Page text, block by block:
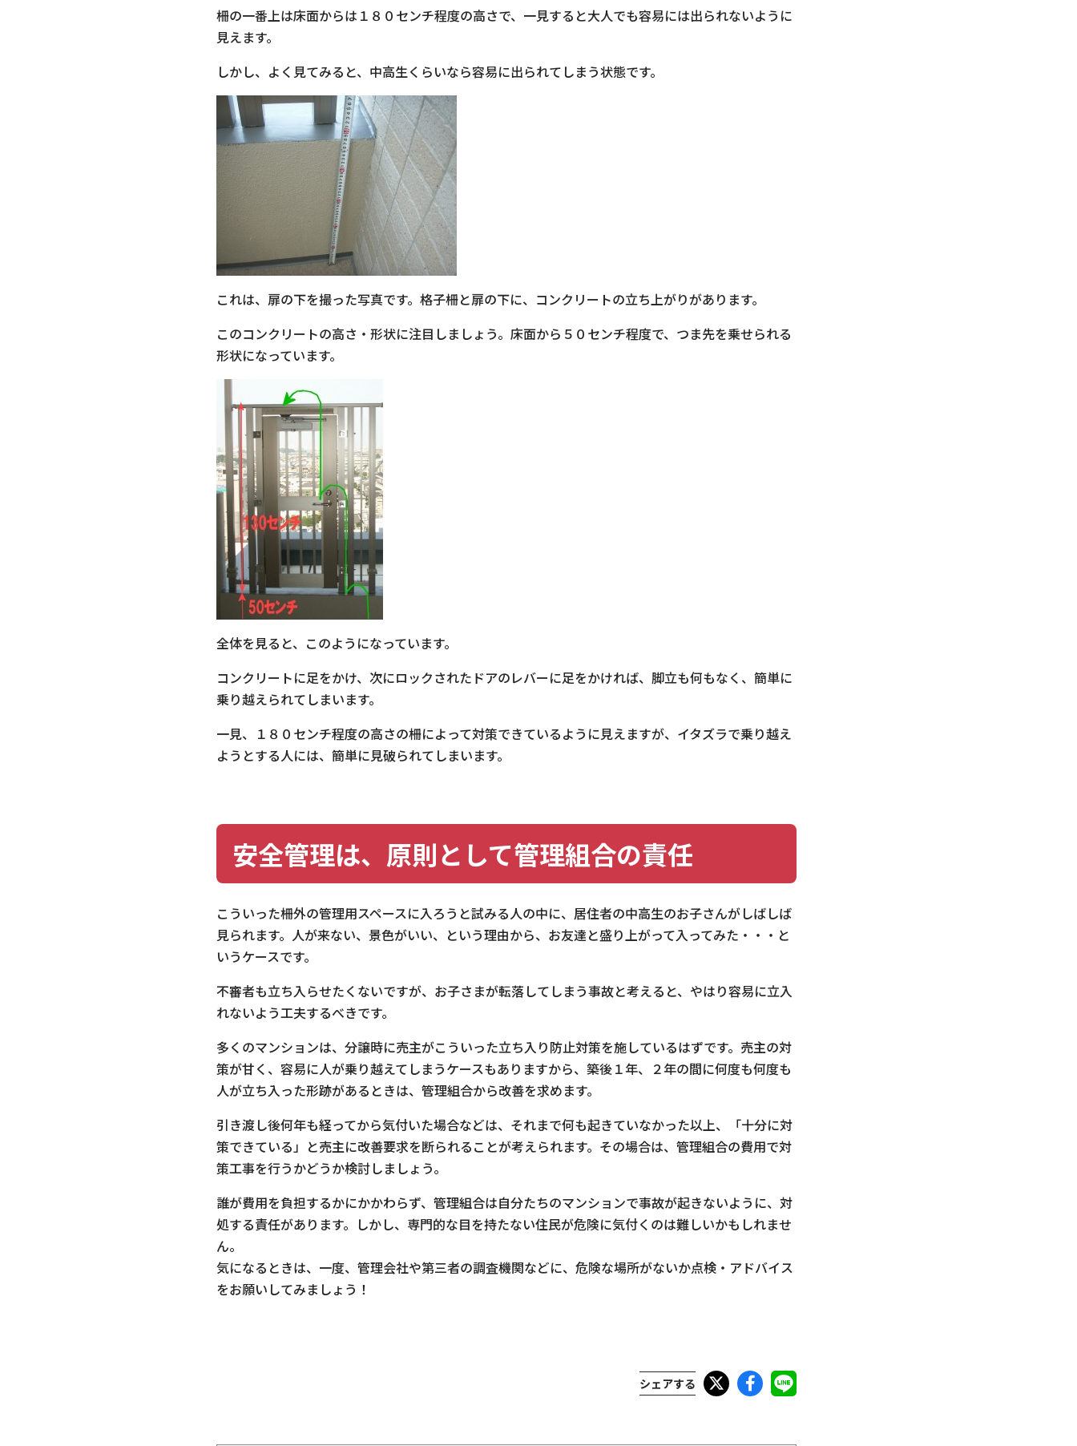
柵の一番上は床面からは１８０センチ程度の高さで、一見すると大人でも容易には出られないように
見えます。
しかし、よく見てみると、中高生くらいなら容易に出られてしまう状態です。
これは、扉の下を撮った写真です。格子柵と扉の下に、コンクリートの立ち上がりがあります。
このコンクリートの高さ・形状に注目しましょう。床面から５０センチ程度で、つま先を乗せられる
形状になっています。
全体を見ると、このようになっています。
コンクリートに足をかけ、次にロックされたドアのレバーに足をかければ、脚立も何もなく、簡単に
乗り越えられてしまいます。
一見、１８０センチ程度の高さの柵によって対策できているように見えますが、イタズラで乗り越え
ようとする人には、簡単に見破られてしまいます。
安全管理は、原則として管理組合の責任
こういった柵外の管理用スペースに入ろうと試みる人の中に、居住者の中高生のお子さんがしばしば
見られます。人が来ない、景色がいい、という理由から、お友達と盛り上がって入ってみた・・・と
いうケースです。
不審者も立ち入らせたくないですが、お子さまが転落してしまう事故と考えると、やはり容易に立入
れないよう工夫するべきです。
多くのマンションは、分譲時に売主がこういった立ち入り防止対策を施しているはずです。売主の対
策が甘く、容易に人が乗り越えてしまうケースもありますから、築後１年、２年の間に何度も何度も
人が立ち入った形跡があるときは、管理組合から改善を求めます。
引き渡し後何年も経ってから気付いた場合などは、それまで何も起きていなかった以上、「十分に対
策できている」と売主に改善要求を断られることが考えられます。その場合は、管理組合の費用で対
策工事を行うかどうか検討しましょう。
誰が費用を負担するかにかかわらず、管理組合は自分たちのマンションで事故が起きないように、対
処する責任があります。しかし、専門的な目を持たない住民が危険に気付くのは難しいかもしれませ
ん。
気になるときは、一度、管理会社や第三者の調査機関などに、危険な場所がないか点検・アドバイス
をお願いしてみましょう！
シェアする